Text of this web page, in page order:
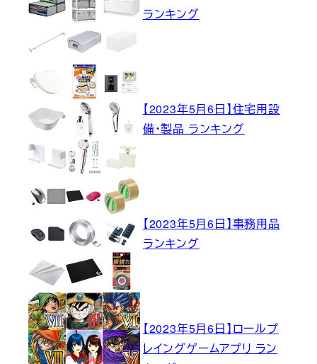
ランキング
【2023年5月6日】住宅用設
備・製品 ランキング
【2023年5月6日】事務用品
ランキング
【2023年5月6日】ロールプ
レイングゲームアプリ ラン